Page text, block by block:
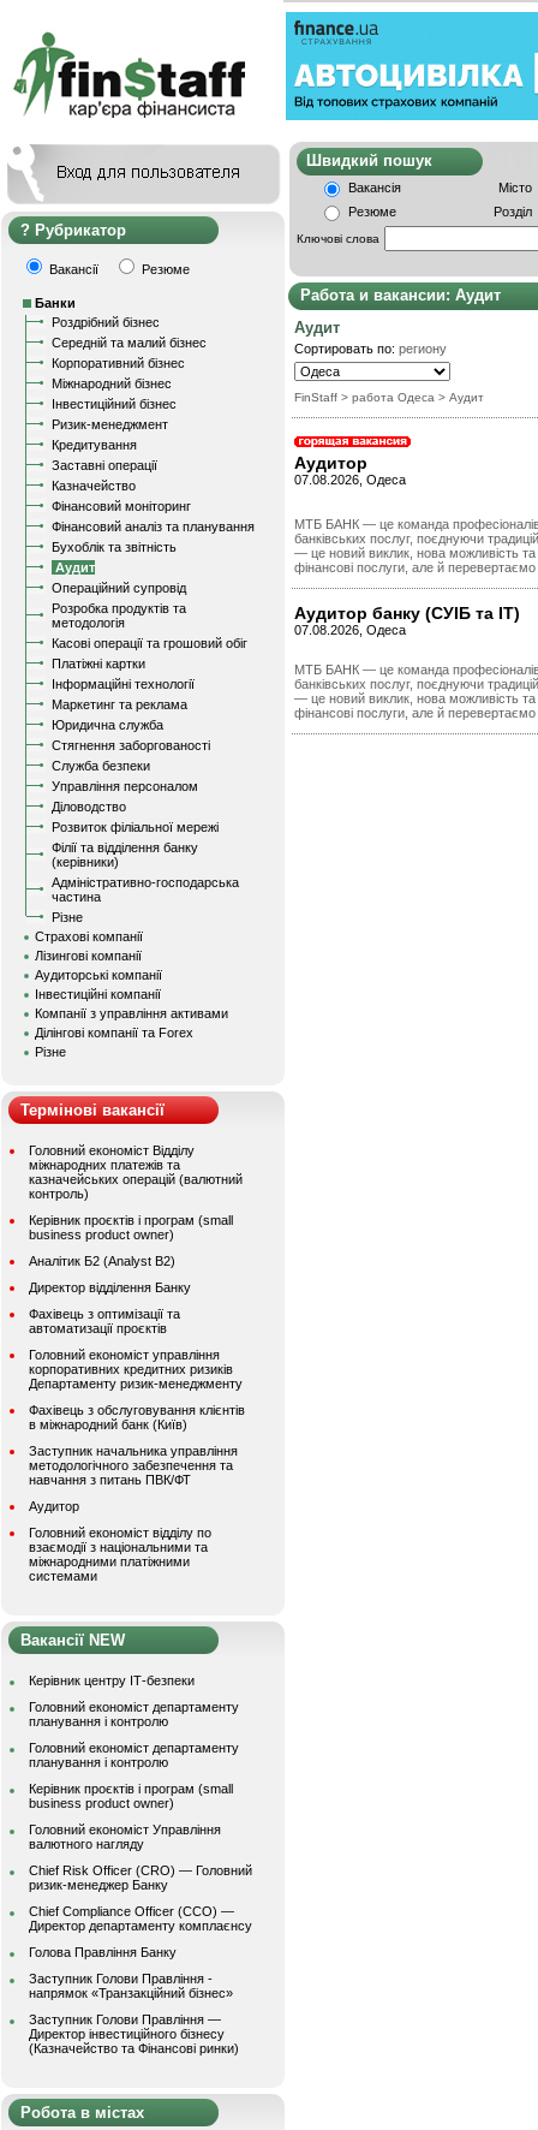
Рубрикатор
Вакансії Резюме
Банки
Роздрібний бізнес
Середній та малий бізнес
Корпоративний бізнес
Міжнародний бізнес
Інвестиційний бізнес
Ризик-менеджмент
Кредитування
Заставні операції
Казначейство
Фінансовий моніторинг
Фінансовий аналіз та планування
Бухоблік та звітність
Аудит
Операційний супровід
Розробка продуктів та
методологія
Касові операції та грошовий обіг
Платіжні картки
Інформаційні технології
Маркетинг та реклама
Юридична служба
Стягнення заборгованості
Служба безпеки
Управління персоналом
Діловодство
Розвиток філіальної мережі
Філії та відділення банку
(керівники)
Адміністративно-господарська
частина
Різне
Страхові компанії
Лізингові компанії
Аудиторські компанії
Інвестиційні компанії
Компанії з управління активами
Ділінгові компанії та Forex
Різне
Термінові вакансії
Головний економіст Відділу
міжнародних платежів та
казначейських операцій (валютний
контроль)
Керівник проєктів і програм (small
business product owner)
Аналітик Б2 (Analyst B2)
Директор відділення Банку
Фахівець з оптимізації та
автоматизації проєктів
Головний економіст управління
корпоративних кредитних ризиків
Департаменту ризик-менеджменту
Фахівець з обслуговування клієнтів
в міжнародний банк (Київ)
Заступник начальника управління
методологічного забезпечення та
навчання з питань ПВК/ФТ
Аудитор
Головний економіст відділу по
взаємодії з національними та
міжнародними платіжними
системами
Вакансії NEW
Керівник центру ІТ-безпеки
Головний економіст департаменту
планування і контролю
Головний економіст департаменту
планування і контролю
Керівник проєктів і програм (small
business product owner)
Головний економіст Управління
валютного нагляду
Chief Risk Officer (CRO) — Головний
ризик-менеджер Банку
Chief Compliance Officer (CCO) —
Директор департаменту комплаєнсу
Голова Правління Банку
Заступник Голови Правління -
напрямок «Транзакційний бізнес»
Заступник Голови Правління —
Директор інвестиційного бізнесу
(Казначейство та Фінансові ринки)
Робота в містах
Швидкий
Вакансія
Місто
Резюме
Розділ
Ключові слова
Работа и вакансии: Аудит
Аудит
Сортировать по: региону
FinStaff > работа Одеса > Аудит
Аудитор
07.08.2026, Одеса
МТБ БАНК — це команда
банківських послуг, поєднуючи
— це новий виклик, нова можливість та
фінансові послуги, але й
Аудитор банку (СУІБ та IT)
07.08.2026, Одеса
МТБ БАНК — це команда
банківських послуг, поєднуючи
— це новий виклик, нова можливість та
фінансові послуги, але й